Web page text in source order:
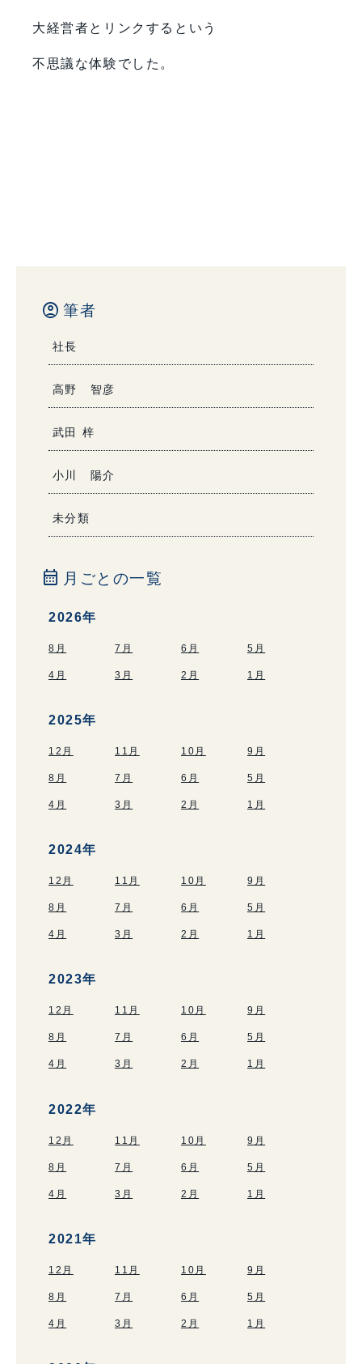
大経営者とリンクするという
不思議な体験でした。
account_circle 筆者
社長
高野 智彦
武田 梓
小川 陽介
未分類
calendar_month 月ごとの一覧
2026年
8月 7月 6月 5月
4月 3月 2月 1月
2025年
12月 11月 10月 9月
8月 7月 6月 5月
4月 3月 2月 1月
2024年
12月 11月 10月 9月
8月 7月 6月 5月
4月 3月 2月 1月
2023年
12月 11月 10月 9月
8月 7月 6月 5月
4月 3月 2月 1月
2022年
12月 11月 10月 9月
8月 7月 6月 5月
4月 3月 2月 1月
2021年
12月 11月 10月 9月
8月 7月 6月 5月
4月 3月 2月 1月